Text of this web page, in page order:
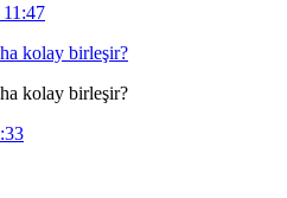
kolay birleşir?
kolay birleşir?